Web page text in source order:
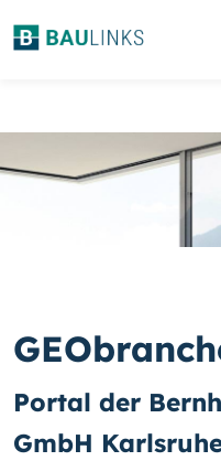
Portal der
GmbH